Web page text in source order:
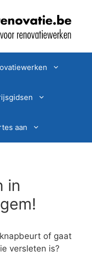
aan
in
of gaat
versleten is?